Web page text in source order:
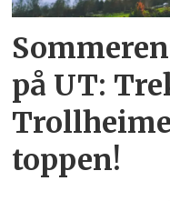
på UT:
toppen!